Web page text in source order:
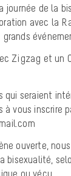
journée de la
avec la
Zigzag et un
qui seraient
à vous inscrire
ouverte,
bisexualité,